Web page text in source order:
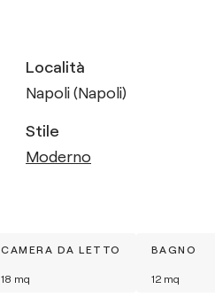
Località
Napoli (Napoli)
Stile
Moderno
CAMERA DA LETTO
18 mq
BAGNO
12mq